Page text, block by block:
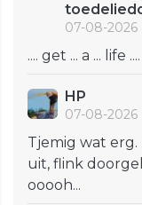
07-08-2026
.... get ... a ... life ....
HP
07-08-2026
Tjemig wat
uit, flink
ooooh...